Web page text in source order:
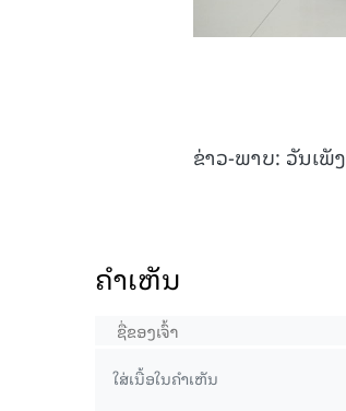
ຂ່າວ-ພາບ: ວັນເພັງ
ຄໍາເຫັນ